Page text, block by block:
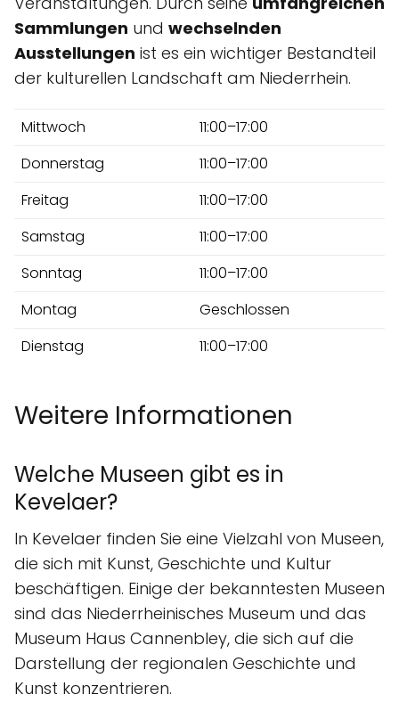
Sammlungen und wechselnden
Ausstellungen ist es ein wichtiger Bestandteil
der kulturellen Landschaft am Niederrhein.
Mittwoch
11:00–17:00
Donnerstag
11:00–17:00
Freitag
11:00–17:00
Samstag
11:00–17:00
Sonntag
11:00–17:00
Montag
Geschlossen
Dienstag
11:00–17:00
Weitere Informationen
Welche Museen gibt es in
Kevelaer?
In Kevelaer finden Sie eine Vielzahl von Museen,
die sich mit Kunst, Geschichte und Kultur
beschäftigen. Einige der bekanntesten Museen
sind das Niederrheinisches Museum und das
Museum Haus Cannenbley, die sich auf die
Darstellung der regionalen Geschichte und
Kunst konzentrieren.